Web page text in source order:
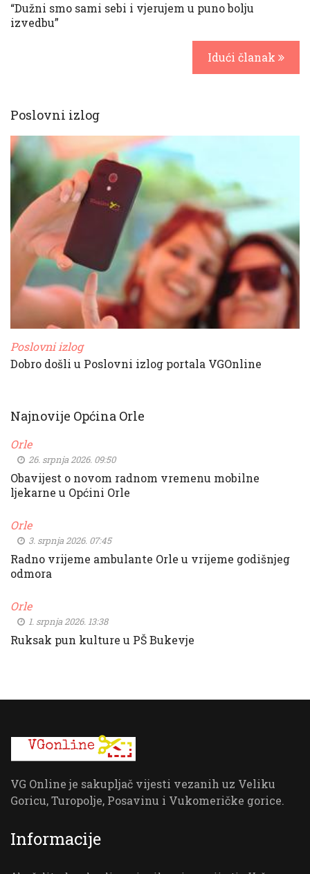
“Dužni smo sami sebi i vjerujem u puno bolju
izvedbu”
Idući članak
Poslovni izlog
Poslovni izlog
Dobro došli u Poslovni izlog portala VGOnline
Najnovije Općina Orle
Orle
26. srpnja 2026. 09:50
Obavijest o novom radnom vremenu mobilne
ljekarne u Općini Orle
Orle
3. srpnja 2026. 07:45
Radno vrijeme ambulante Orle u vrijeme godišnjeg
odmora
Orle
1. srpnja 2026. 13:38
Ruksak pun kulture u PŠ Bukevje
VG Online je sakupljač vijesti vezanih uz Veliku
Goricu, Turopolje, Posavinu i Vukomeričke gorice.
Informacije